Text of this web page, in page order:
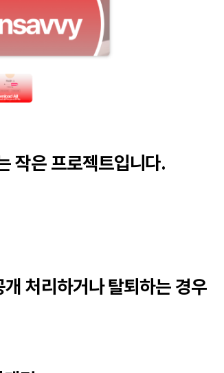
작은 프로젝트입니다.
처리하거나 탈퇴하는 경우